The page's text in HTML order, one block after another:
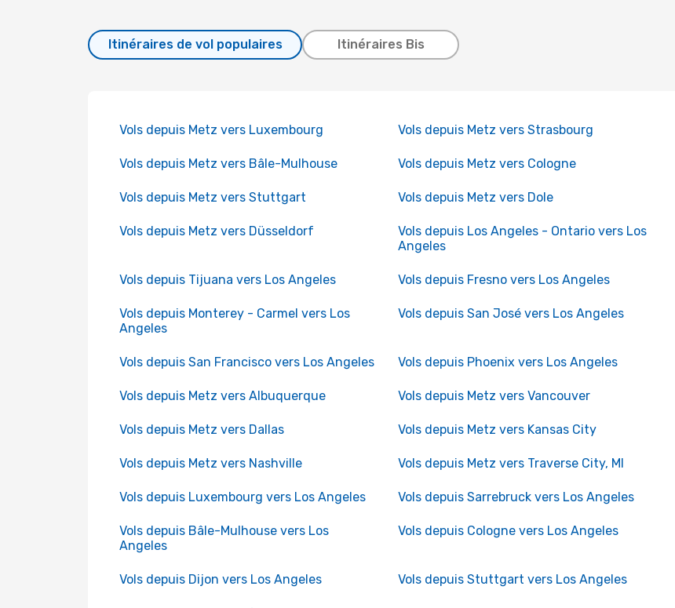
Itinéraires de vol populaires Itinéraires Bis
Vols depuis Metz vers Luxembourg Vols depuis Metz vers Strasbourg
Vols depuis Metz vers Bâle-Mulhouse Vols depuis Metz vers Cologne
Vols depuis Metz vers Stuttgart Vols depuis Metz vers Dole
Vols depuis Metz vers Düsseldorf
Vols depuis Los Angeles - Ontario vers Los
Angeles
Vols depuis Tijuana vers Los Angeles Vols depuis Fresno vers Los Angeles
Vols depuis Monterey - Carmel vers Los
Angeles
Vols depuis San José vers Los Angeles
Vols depuis San Francisco vers Los Angeles Vols depuis Phoenix vers Los Angeles
Vols depuis Metz vers Albuquerque Vols depuis Metz vers Vancouver
Vols depuis Metz vers Dallas Vols depuis Metz vers Kansas City
Vols depuis Metz vers Nashville Vols depuis Metz vers Traverse City, MI
Vols depuis Luxembourg vers Los Angeles Vols depuis Sarrebruck vers Los Angeles
Vols depuis Bâle-Mulhouse vers Los
Angeles
Vols depuis Cologne vers Los Angeles
Vols depuis Dijon vers Los Angeles Vols depuis Stuttgart vers Los Angeles